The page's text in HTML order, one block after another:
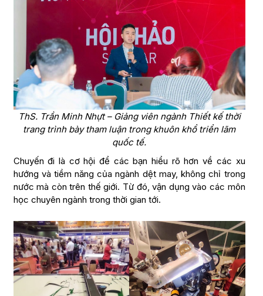
ThS. Trần Minh Nhựt – Giảng viên ngành Thiết kế thời
trang trình bày tham luận trong khuôn khổ triển lãm
quốc tế.
Chuyến đi là cơ hội để các bạn hiểu rõ hơn về các xu
hướng và tiềm năng của ngành dệt may, không chỉ trong
nước mà còn trên thế giới. Từ đó, vận dụng vào các môn
học chuyên ngành trong thời gian tới.